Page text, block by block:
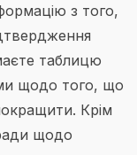
з того,
таблицю
щодо того, що
Крім
щодо